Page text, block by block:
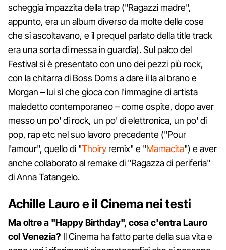
scheggia impazzita della trap ("Ragazzi madre",
appunto, era un album diverso da molte delle cose
che si ascoltavano, e il prequel parlato della title track
era una sorta di messa in guardia). Sul palco del
Festival si è presentato con uno dei pezzi più rock,
con la chitarra di Boss Doms a dare il la al brano e
Morgan – lui sì che gioca con l'immagine di artista
maledetto contemporaneo – come ospite, dopo aver
messo un po' di rock, un po' di elettronica, un po' di
pop, rap etc nel suo lavoro precedente ("Pour
l'amour", quello di "Thoiry remix" e "Mamacita") e aver
anche collaborato al remake di "Ragazza di periferia"
di Anna Tatangelo.
Achille Lauro e il Cinema nei testi
Ma oltre a "Happy Birthday", cosa c'entra Lauro
col Venezia? Il Cinema ha fatto parte della sua vita e